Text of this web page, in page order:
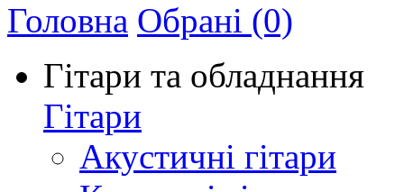
Головна Обрані (0)
Гітари та обладнання
Гітари
Акустичні гітари